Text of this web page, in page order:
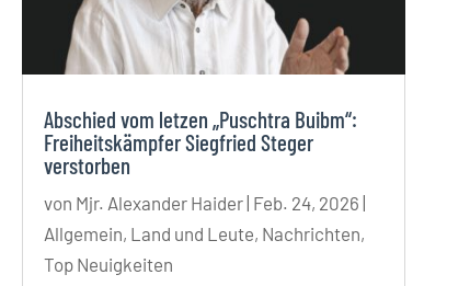
Abschied vom letzen „Puschtra Buibm“:
Freiheitskämpfer Siegfried Steger
verstorben
von Mjr. Alexander Haider| Feb. 24, 2026
Allgemein, Land und Leute, Nachrichten,
Top Neuigkeiten